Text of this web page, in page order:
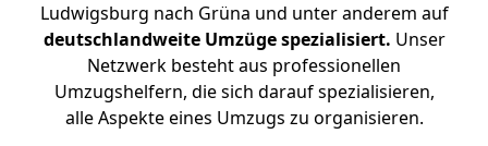
Ludwigsburg nach Grüna und unter anderem auf
deutschlandweite Umzüge spezialisiert. Unser
Netzwerk besteht aus professionellen
Umzugshelfern, die sich darauf spezialisieren,
alle Aspekte eines Umzugs zu organisieren.